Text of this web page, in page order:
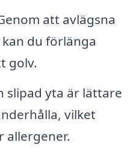
att avlägsna
du förlänga
golv.
slipad yta är lättare
vilket
allergener.